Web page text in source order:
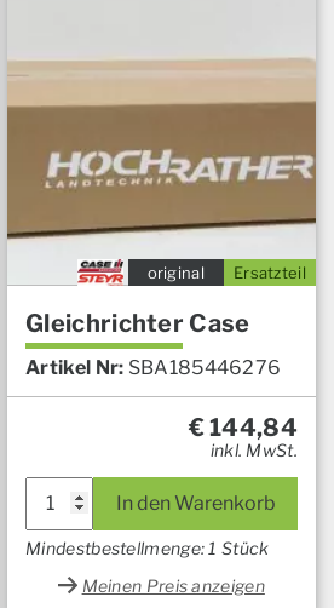
Ersatzteil
original
Gleichrichter Case
Artikel Nr: SBA185446276
€144,84
inkl. MwSt.
In den Warenkorb
Mindestbestellmenge: 1 Stück
Meinen Preis anzeigen